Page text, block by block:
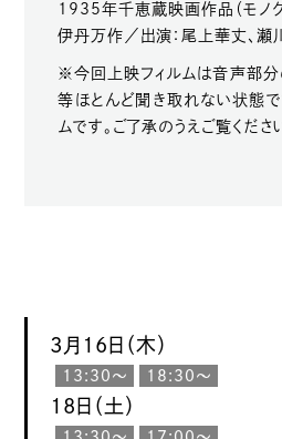
1935年千恵蔵映画作品（モノク
伊丹万作／出演：尾上華丈、瀬
※今回上映フィルムは音声部分
等ほとんど聞き取れない状態で
ムです。ご了承のうえご覧くださ
3月16日（木）
13:30〜 18:30〜
18日（土）